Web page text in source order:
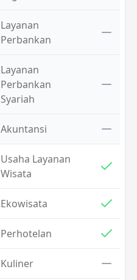
Layanan
Perbankan
Layanan
Perbankan
Syariah
Akuntansi
Usaha Layanan
Wisata
Ekowisata
Perhotelan
Kuliner